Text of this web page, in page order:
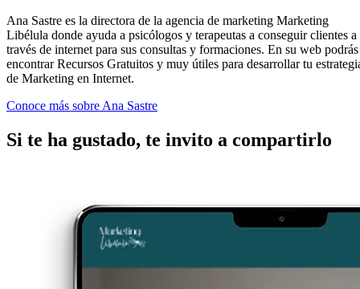
Ana Sastre es la directora de la agencia de marketing Marketing
Libélula donde ayuda a psicólogos y terapeutas a conseguir clientes a
través de internet para sus consultas y formaciones. En su web podrás
encontrar Recursos Gratuitos y muy útiles para desarrollar tu
de Marketing en Internet.
Conoce más sobre Ana Sastre
Si te ha gustado, te invito a compartirlo